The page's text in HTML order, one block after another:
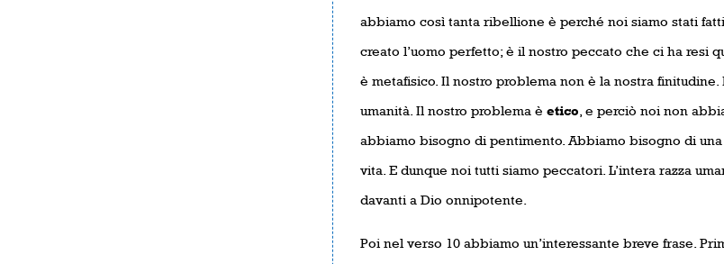
abbiamo così tanta ribellione è perché noi siamo stati fatti
creato l’uomo perfetto; è il nostro peccato che ci ha resi
è metafisico. Il nostro problema non è la nostra
umanità. Il nostro problema è etico , e perciò noi non
abbiamo bisogno di pentimento. Abbiamo bisogno di
vita. E dunque noi tutti siamo peccatori. L’intera razza
davanti a Dio onnipotente.
Poi nel verso 10 abbiamo un’interessante breve frase.